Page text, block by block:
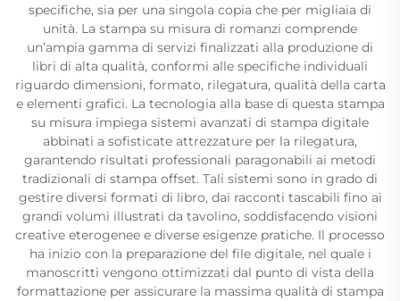
specifiche, sia per una singola copia che per migliaia di
unità. La stampa su misura di romanzi comprende
un’ampia gamma di servizi finalizzati alla produzione di
libri di alta qualità, conformi alle specifiche individuali
riguardo dimensioni, formato, rilegatura, qualità della carta
e elementi grafici. La tecnologia alla base di questa stampa
su misura impiega sistemi avanzati di stampa digitale
abbinati a sofisticate attrezzature per la rilegatura,
garantendo risultati professionali paragonabili ai metodi
tradizionali di stampa offset. Tali sistemi sono in grado di
gestire diversi formati di libro, dai racconti tascabili fino ai
grandi volumi illustrati da tavolino, soddisfacendo visioni
creative eterogenee e diverse esigenze pratiche. Il processo
ha inizio con la preparazione del file digitale, nel quale i
manoscritti vengono ottimizzati dal punto di vista della
formattazione per assicurare la massima qualità di stampa